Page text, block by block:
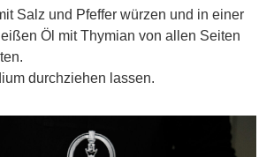
Salz und Pfeffer würzen und in einer
Öl mit Thymian von allen Seiten
durchziehen lassen.